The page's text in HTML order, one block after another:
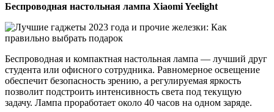
Беспроводная настольная лампа Xiaomi Yeelight
Беспроводная и компактная настольная лампа — лучший друг
студента или офисного сотрудника. Равномерное освещение
обеспечит безопасность зрению, а регулируемая яркость
позволит подстроить интенсивность света под текущую
задачу. Лампа проработает около 40 часов на одном заряде.